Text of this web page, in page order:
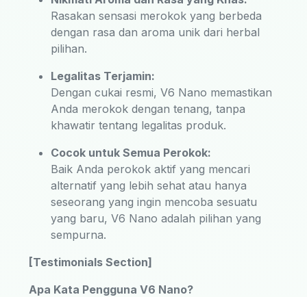
Rasakan sensasi merokok yang berbeda
dengan rasa dan aroma unik dari herbal
pilihan.
Legalitas Terjamin:
Dengan cukai resmi, V6 Nano memastikan
Anda merokok dengan tenang, tanpa
khawatir tentang legalitas produk.
Cocok untuk Semua Perokok:
Baik Anda perokok aktif yang mencari
alternatif yang lebih sehat atau hanya
seseorang yang ingin mencoba sesuatu
yang baru, V6 Nano adalah pilihan yang
sempurna.
[Testimonials Section]
Apa Kata Pengguna V6 Nano?